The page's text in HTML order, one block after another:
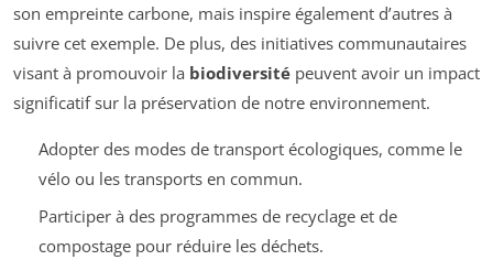
son empreinte carbone, mais inspire également d’autres à
suivre cet exemple. De plus, des initiatives communautaires
visant à promouvoir la biodiversité peuvent avoir un impact
significatif sur la préservation de notre environnement.
Adopter des modes de transport écologiques, comme le
vélo ou les transports en commun.
Participer à des programmes de recyclage et de
compostage pour réduire les déchets.